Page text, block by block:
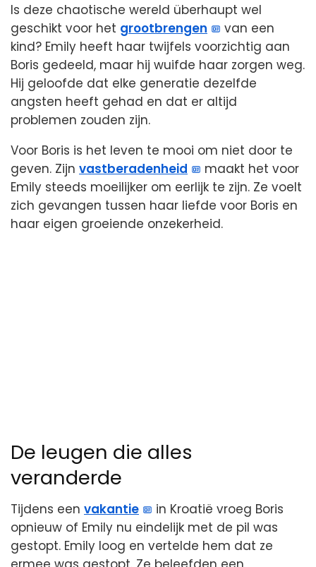
Is deze chaotische wereld überhaupt wel
geschikt voor het grootbrengen
van een
kind? Emily heeft haar twijfels voorzichtig aan
Boris gedeeld, maar hij wuifde haar zorgen weg.
Hij geloofde dat elke generatie dezelfde
angsten heeft gehad en dat er altijd
problemen zouden zijn.
Voor Boris is het leven te mooi om niet door te
geven. Zijn vastberadenheid
maakt het voor
Emily steeds moeilijker om eerlijk te zijn. Ze voelt
zich gevangen tussen haar liefde voor Boris en
haar eigen groeiende onzekerheid.
De leugen die alles
veranderde
Tijdens een vakantie
in Kroatië vroeg Boris
opnieuw of Emily nu eindelijk met de pil was
gestopt. Emily loog en vertelde hem dat ze